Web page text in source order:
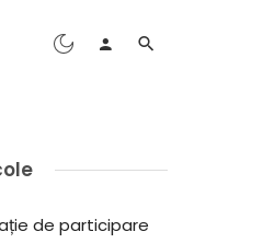
de participare